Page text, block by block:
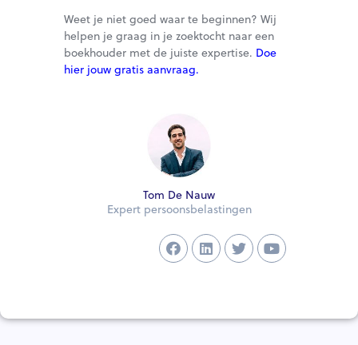
Weet je niet goed waar te beginnen? Wij
helpen je graag in je zoektocht naar een
boekhouder met de juiste expertise. Doe
hier jouw gratis aanvraag.
Tom De Nauw
Expert persoonsbelastingen